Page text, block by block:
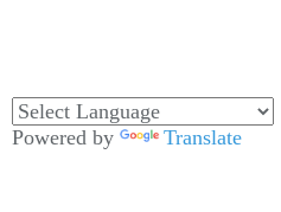
Powered by Translate